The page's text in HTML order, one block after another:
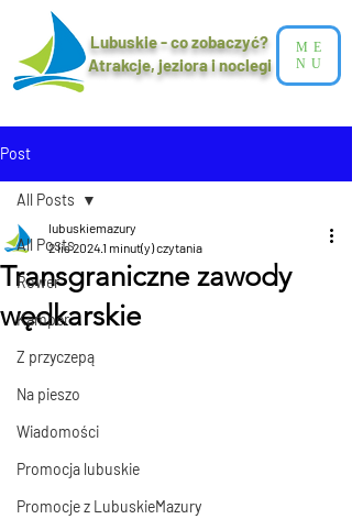
Lubuskie - co zobaczyć?
Atrakcje, jeziora i noclegi​
ME
NU
Post
All Posts
Rower
Kamper
Z przyczepą
Na pieszo
Wiadomości
Promocja lubuskie
Promocje z LubuskieMazury
All Posts
Transgraniczne zawody
wędkarskie
lubuskiemazury
2 lis 20241 minut(y) czytania